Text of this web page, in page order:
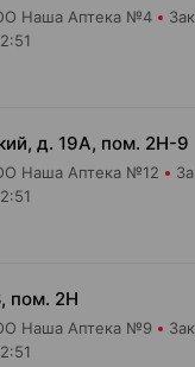
Наша Аптека №4
д. 19А, пом. 2Н-9
Наша Аптека №12
пом. 2Н
Наша Аптека №9